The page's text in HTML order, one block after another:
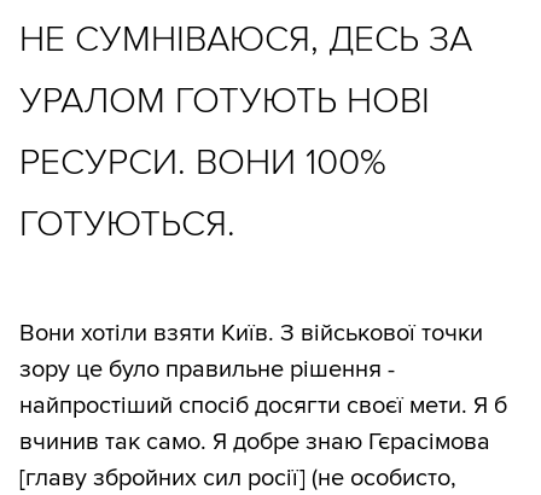
НЕ СУМНІВАЮСЯ, ДЕСЬ ЗА
УРАЛОМ ГОТУЮТЬ НОВІ
РЕСУРСИ. ВОНИ 100%
ГОТУЮТЬСЯ.
Вони хотіли взяти Київ. З військової точки
зору це було правильне рішення -
найпростіший спосіб досягти своєї мети. Я б
вчинив так само. Я добре знаю Гєрасімова
[главу збройних сил росії] (не особисто,